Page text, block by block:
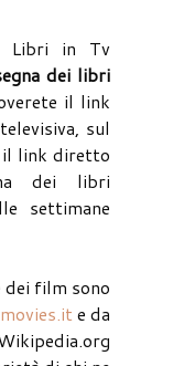
Libri in Tv
dei libri
il link
sul
il link diretto
dei libri
settimane
film sono
e da